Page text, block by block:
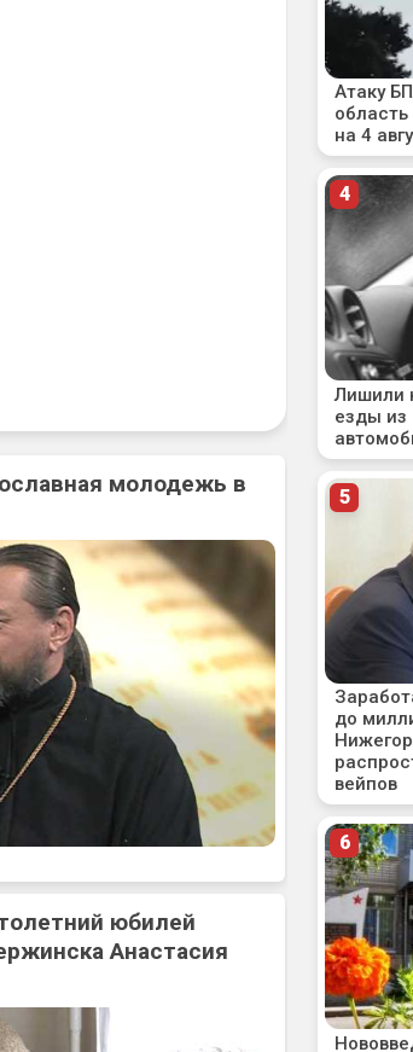
молодежь в
юбилей
Анастасия